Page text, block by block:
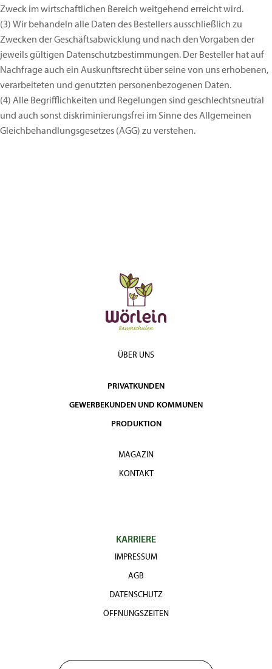
Zweck im wirtschaftlichen Bereich weitgehend erreicht wird.
(3) Wir behandeln alle Daten des Bestellers ausschließlich zu
Zwecken der Geschäftsabwicklung und nach den Vorgaben der
jeweils gültigen Datenschutzbestimmungen. Der Besteller hat auf
Nachfrage auch ein Auskunftsrecht über seine von uns erhobenen,
verarbeiteten und genutzten personenbezogenen Daten.
(4) Alle Begrifflichkeiten und Regelungen sind geschlechtsneutral
und auch sonst diskriminierungsfrei im Sinne des Allgemeinen
Gleichbehandlungsgesetzes (AGG) zu verstehen.
ÜBER UNS
PRIVATKUNDEN
GEWERBEKUNDEN UND KOMMUNEN
PRODUKTION
MAGAZIN
KONTAKT
KARRIERE
IMPRESSUM
AGB
DATENSCHUTZ
ÖFFNUNGSZEITEN